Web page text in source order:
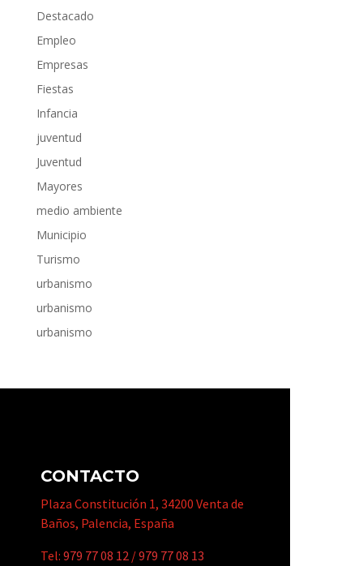
Destacado
Empleo
Empresas
Fiestas
Infancia
juventud
Juventud
Mayores
medio ambiente
Municipio
Turismo
urbanismo
urbanismo
urbanismo
CONTACTO
Plaza Constitución 1, 34200 Venta de
Baños, Palencia, España
Tel: 979 77 08 12 /979 77 08 13